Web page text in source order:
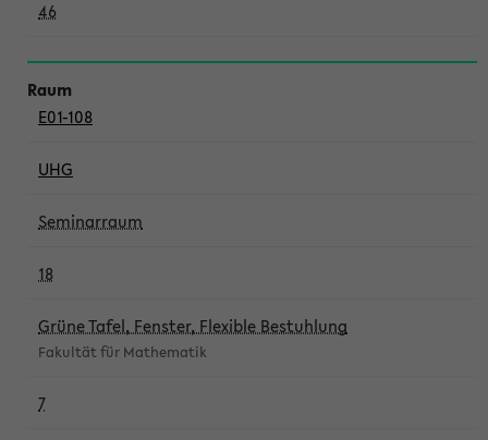
46
E01-108
UHG
Seminarraum
18
Grüne Tafel, Fenster, Flexible Bestuhlung
Fakultät für Mathematik
7